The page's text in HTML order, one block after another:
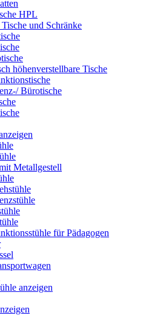
HPL
und Schränke
höhenverstellbare Tische
Bürotische
Metallgestell
für Pädagogen
anzeigen